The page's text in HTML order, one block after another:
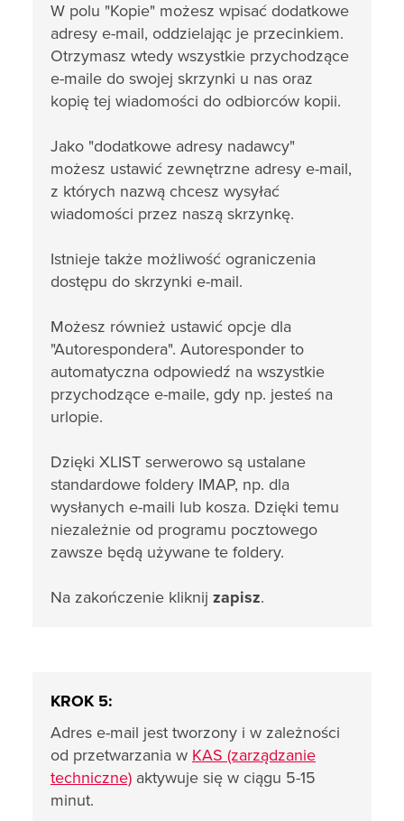
W polu "Kopie" możesz wpisać dodatkowe
adresy e-mail, oddzielając je przecinkiem.
Otrzymasz wtedy wszystkie przychodzące
e-maile do swojej skrzynki u nas oraz
kopię tej wiadomości do odbiorców kopii.
Jako "dodatkowe adresy nadawcy"
możesz ustawić zewnętrzne adresy e-mail,
z których nazwą chcesz wysyłać
wiadomości przez naszą skrzynkę.
Istnieje także możliwość ograniczenia
dostępu do skrzynki e-mail.
Możesz również ustawić opcje dla
"Autorespondera". Autoresponder to
automatyczna odpowiedź na wszystkie
przychodzące e-maile, gdy np. jesteś na
urlopie.
Dzięki XLIST serwerowo są ustalane
standardowe foldery IMAP, np. dla
wysłanych e-maili lub kosza. Dzięki temu
niezależnie od programu pocztowego
zawsze będą używane te foldery.
Na zakończenie kliknij zapisz.
KROK 5:
Adres e-mail jest tworzony i w zależności
od przetwarzania w KAS (zarządzanie
techniczne) aktywuje się w ciągu 5-15
minut.